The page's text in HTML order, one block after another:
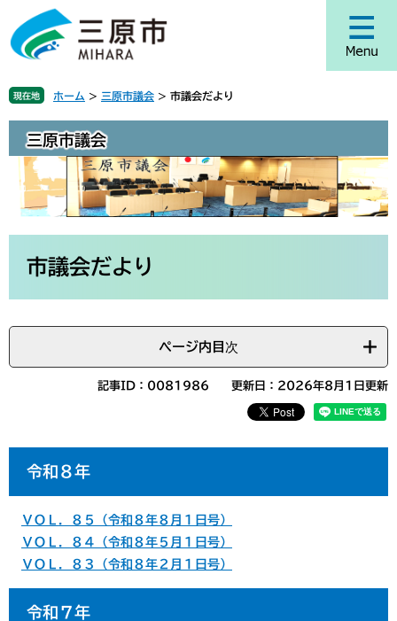
ジ
頭
で
。
ュ
飛
ば
て
現在地 ホーム > 三原市議会 > 市議会だより
三原市議会
市議会だより
ページ内目次
記事ID：0081986 更新日：2026年8月1日更新
令和８年
ＶＯＬ．８５（令和８年８月１日号）
ＶＯＬ．８４（令和８年５月１日号）
ＶＯＬ．８３（令和８年２月１日号）
令和７年